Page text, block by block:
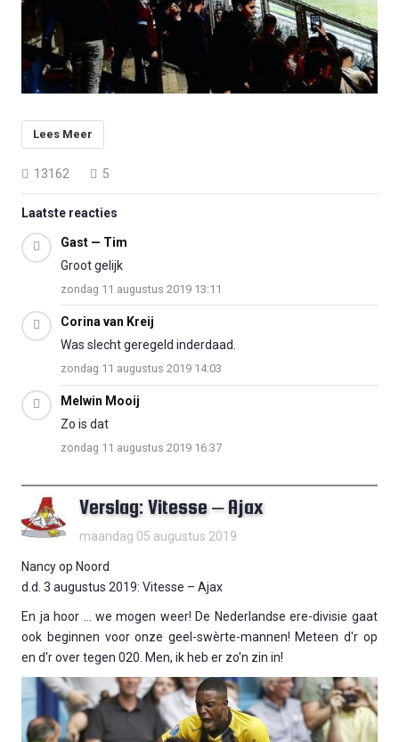
Lees Meer
13162 5
Laatste reacties
Gast — Tim
Groot gelijk
zondag 11 augustus 2019 13:11
Corina van Kreij
Was slecht geregeld inderdaad.
zondag 11 augustus 2019 14:03
Melwin Mooij
Zo is dat
zondag 11 augustus 2019 16:37
Verslag: Vitesse – Ajax
maandag 05 augustus 2019
Nancy op Noord
d.d. 3 augustus 2019: Vitesse – Ajax
En ja hoor … we mogen weer! De Nederlandse ere-divisie gaat
ook beginnen voor onze geel-swèrte-mannen! Meteen d'r op
en d'r over tegen 020. Men, ik heb er zo'n zin in!